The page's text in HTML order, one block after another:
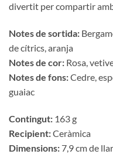
divertit per compartir
Notes de sortida:
de cítrics, aranja
Notes de cor: Rosa,
Notes de fons:Cedre,
guaiac
Contingut: 163 g
Recipient:Ceràmica
Dimensions: 7,9 cm de